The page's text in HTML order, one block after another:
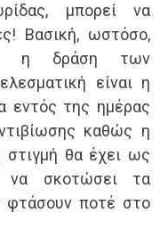
μπορεί να
Βασική, ωστόσο,
η δράση των
είναι η
εντός της ημέρας
καθώς η
στιγμή θα έχει ως
να σκοτώσει τα
φτάσουν ποτέ στο